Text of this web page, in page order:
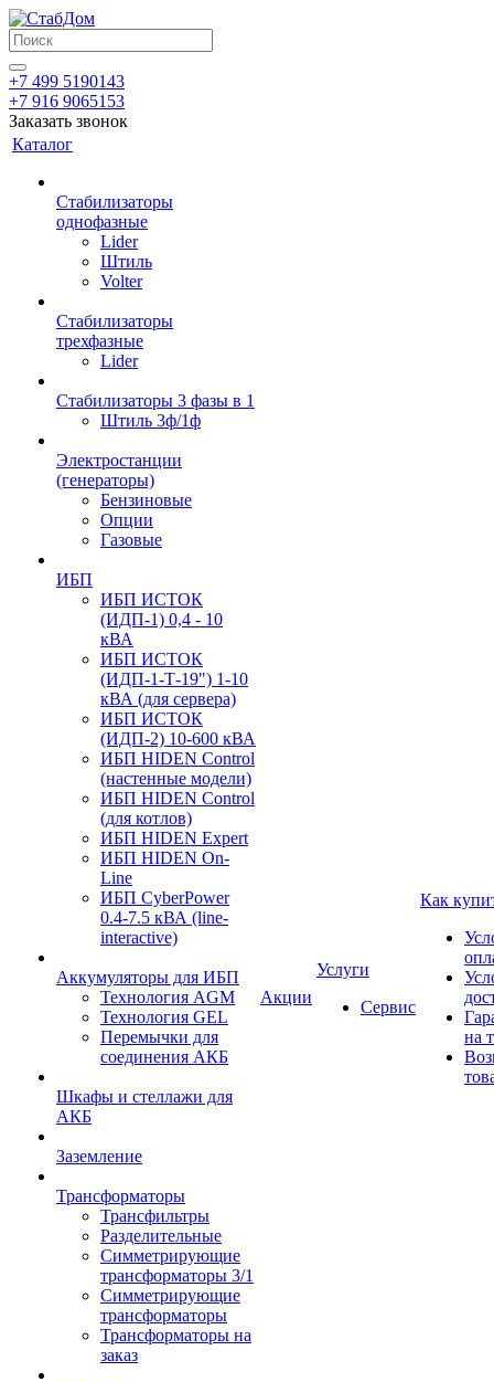
+7 499 5190143
+7 916 9065153
Заказать звонок
Каталог
Стабилизаторы
однофазные
Lider
Штиль
Volter
Стабилизаторы
трехфазные
Lider
Стабилизаторы 3 фазы в 1
Штиль 3ф/1ф
Электростанции
(генераторы)
Бензиновые
Опции
Газовые
ИБП
ИБП ИСТОК
(ИДП-1) 0,4 - 10
кВА
ИБП ИСТОК
(ИДП-1-Т-19") 1-10
кВА (для сервера)
ИБП ИСТОК
(ИДП-2) 10-600 кВА
ИБП HIDEN Control
(настенные модели)
ИБП HIDEN Control
(для котлов)
ИБП HIDEN Expert
ИБП HIDEN On-
Line
ИБП CyberPower
0.4-7.5 кВА (line-
interactive)
Аккумуляторы для ИБП
Технология AGM
Технология GEL
Перемычки для
соединения АКБ
Шкафы и стеллажи для
АКБ
Заземление
Трансформаторы
Трансфильтры
Разделительные
Симметрирующие
трансформаторы 3/1
Симметрирующие
трансформаторы
Трансформаторы на
заказ
Акции
Услуги
Сервис
Как
на